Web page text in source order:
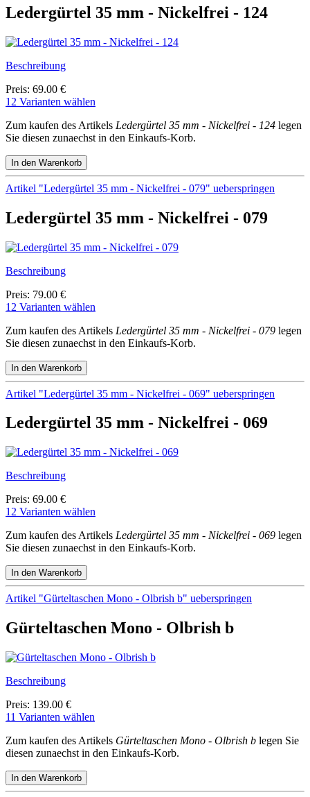
Ledergürtel 35 mm - Nickelfrei - 124
Beschreibung
Preis: 69.00 €
12 Varianten wählen
Zum kaufen des Artikels Ledergürtel 35 mm - Nickelfrei - 124 legen
Sie diesen zunaechst in den Einkaufs-Korb.
Artikel "Ledergürtel 35 mm - Nickelfrei - 079" ueberspringen
Ledergürtel 35 mm - Nickelfrei - 079
Beschreibung
Preis: 79.00 €
12 Varianten wählen
Zum kaufen des Artikels Ledergürtel 35 mm - Nickelfrei - 079 legen
Sie diesen zunaechst in den Einkaufs-Korb.
Artikel "Ledergürtel 35 mm - Nickelfrei - 069" ueberspringen
Ledergürtel 35 mm - Nickelfrei - 069
Beschreibung
Preis: 69.00 €
12 Varianten wählen
Zum kaufen des Artikels Ledergürtel 35 mm - Nickelfrei - 069 legen
Sie diesen zunaechst in den Einkaufs-Korb.
Artikel "Gürteltaschen Mono - Olbrish b" ueberspringen
Gürteltaschen Mono - Olbrish b
Beschreibung
Preis: 139.00 €
11 Varianten wählen
Zum kaufen des Artikels Gürteltaschen Mono - Olbrish b legen Sie
diesen zunaechst in den Einkaufs-Korb.